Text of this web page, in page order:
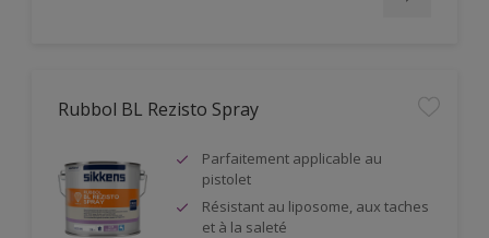
Rubbol BL Rezisto Spray
Parfaitement applicable au
pistolet
Résistant au liposome, aux taches
et à la saleté